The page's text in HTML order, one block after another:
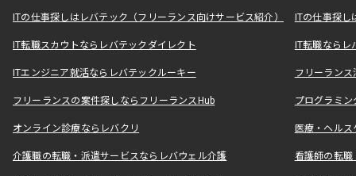
ITの仕事探しはレバテック（フリーランス向けサービス紹介） ITの仕事探
IT転職スカウトならレバテックダイレクト IT転職なら
ITエンジニア就活ならレバテックルーキー フリーラン
フリーランスの案件探しならフリーランスHub プログラミ
オンライン診療ならレバクリ 医療・ヘル
介護職の転職・派遣サービスならレバウェル介護 看護師の転